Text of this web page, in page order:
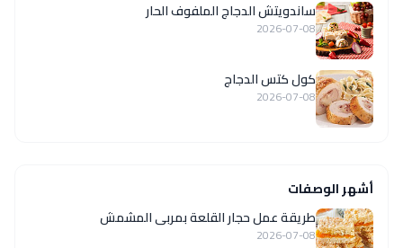
ساندويتش الدجاج الملفوف الحار
2026-07-08
كول كتس الدجاج
2026-07-08
أشهر الوصفات
طريقة عمل حجار القلعة بمربى المشمش
2026-07-08